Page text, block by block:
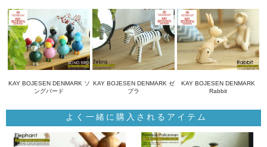
KAY BOJESEN DENMARK ソ
ングバード
KAY BOJESEN DENMARK ゼ
ブラ
KAY BOJESEN DENMARK
Rabbit
よく一緒に購入されるアイテム